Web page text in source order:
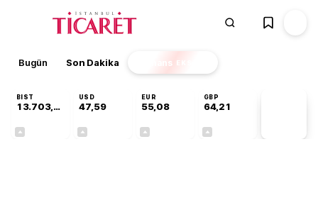
Bugün Son Dakika Finans EKSTRA
BIST
13.703,13
USD
47,59
EUR
55,08
GBP
64,21